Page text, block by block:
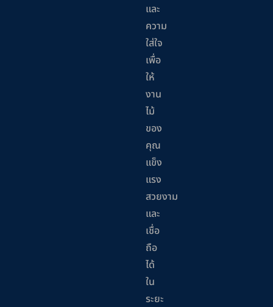
และ
ความ
ใส่ใจ
เพื่อ
ให้
งาน
ไม้
ของ
คุณ
แข็ง
แรง
สวยงาม
และ
เชื่อ
ถือ
ได้
ใน
ระยะ